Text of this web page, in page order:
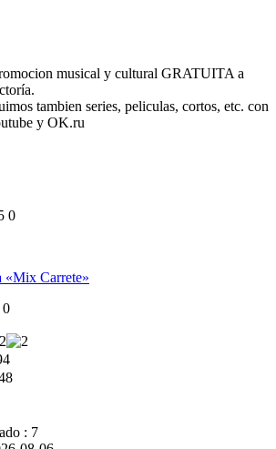
musical y cultural GRATUITA a
tambien series, peliculas, cortos, etc. con
y OK.ru
0
«Mix Carrete»
0
: 7